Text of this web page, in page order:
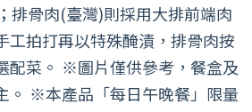
排骨肉(臺灣)則採用大排前端肉
工拍打再以特殊醃漬，排骨肉按
配菜。 ※圖片僅供參考，餐盒及
。 ※本產品「每日午晚餐」限量